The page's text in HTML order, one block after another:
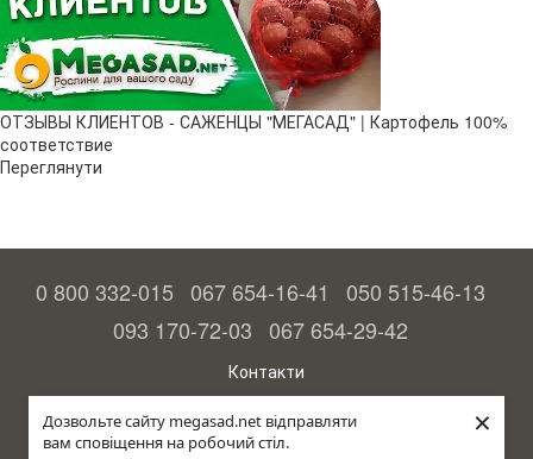
Дозвольте сайту megasad.net відправляти
вам сповіщення на робочий стіл.
×
ОТЗЫВЫ КЛИЕНТОВ - САЖЕНЦЫ "МЕГАСАД" | Картофель 100%
соответствие
Переглянути
0 800 332-015 067 654-16-41
050 515-46-13
093 170-72-03 067 654-29-42
Контакти
Повна версія сайту
© 2015—2026